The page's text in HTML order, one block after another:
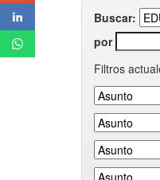
Buscar:
por
Filtros